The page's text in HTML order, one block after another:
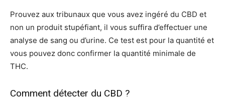
Prouvez aux tribunaux que vous avez ingéré du CBD et
non un produit stupéfiant, il vous suffira d’effectuer une
analyse de sang ou d’urine. Ce test est pour la quantité et
vous pouvez donc confirmer la quantité minimale de
THC.
Comment détecter du CBD ?